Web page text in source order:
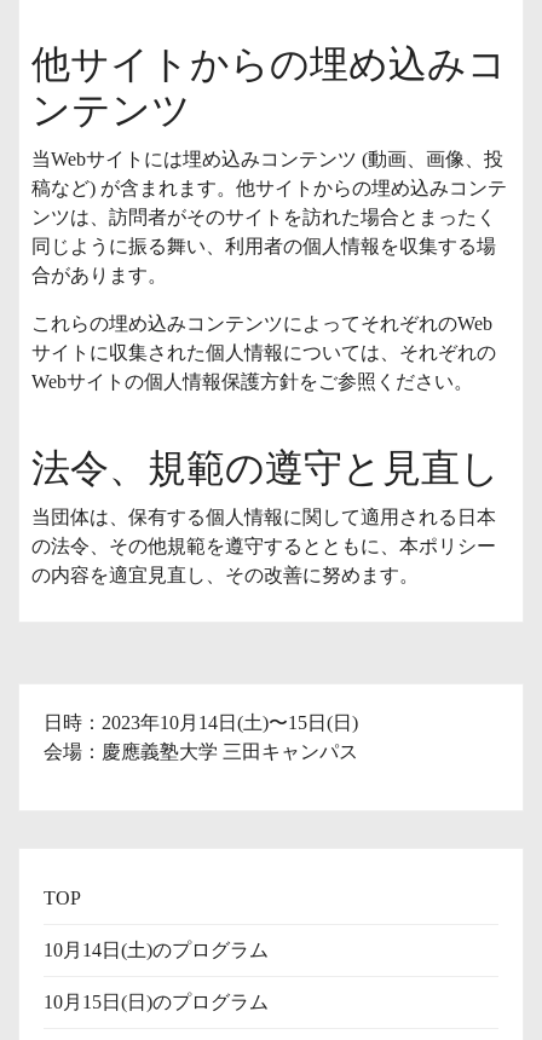
他サイトからの埋め込みコ
ンテンツ
当Webサイトには埋め込みコンテンツ (動画、画像、投
稿など) が含まれます。他サイトからの埋め込みコンテ
ンツは、訪問者がそのサイトを訪れた場合とまったく
同じように振る舞い、利用者の個人情報を収集する場
合があります。
これらの埋め込みコンテンツによってそれぞれのWeb
サイトに収集された個人情報については、それぞれの
Webサイトの個人情報保護方針をご参照ください。
法令、規範の遵守と見直し
当団体は、保有する個人情報に関して適用される日本
の法令、その他規範を遵守するとともに、本ポリシー
の内容を適宜見直し、その改善に努めます。
日時：2023年10月14日(土)〜15日(日)
会場：慶應義塾大学 三田キャンパス
TOP
10月14日(土)のプログラム
10月15日(日)のプログラム